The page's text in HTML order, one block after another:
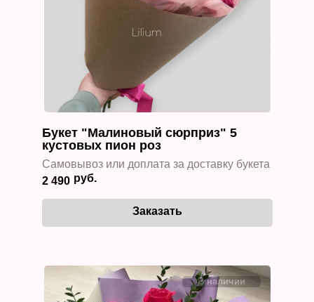
Букет "Малиновый сюрприз" 5
кустовых пион роз
Самовывоз или доплата за доставку букета
2 490